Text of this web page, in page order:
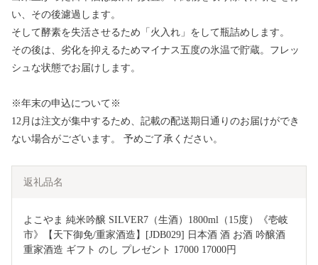
い、その後濾過します。
そして酵素を失活させるため「火入れ」をして瓶詰めします。
その後は、劣化を抑えるためマイナス五度の氷温で貯蔵。フレッ
シュな状態でお届けします。
※年末の申込について※
12月は注文が集中するため、記載の配送期日通りのお届けができ
ない場合がございます。 予めご了承ください。
返礼品名
よこやま 純米吟醸 SILVER7（生酒）1800ml（15度）《壱岐
市》【天下御免/重家酒造】[JDB029] 日本酒 酒 お酒 吟醸酒
重家酒造 ギフト のし プレゼント 17000 17000円